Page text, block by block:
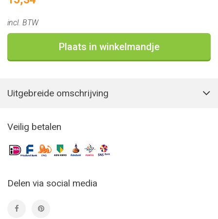
incl. BTW
Plaats in winkelmandje
Uitgebreide omschrijving
Veilig betalen
Delen via social media